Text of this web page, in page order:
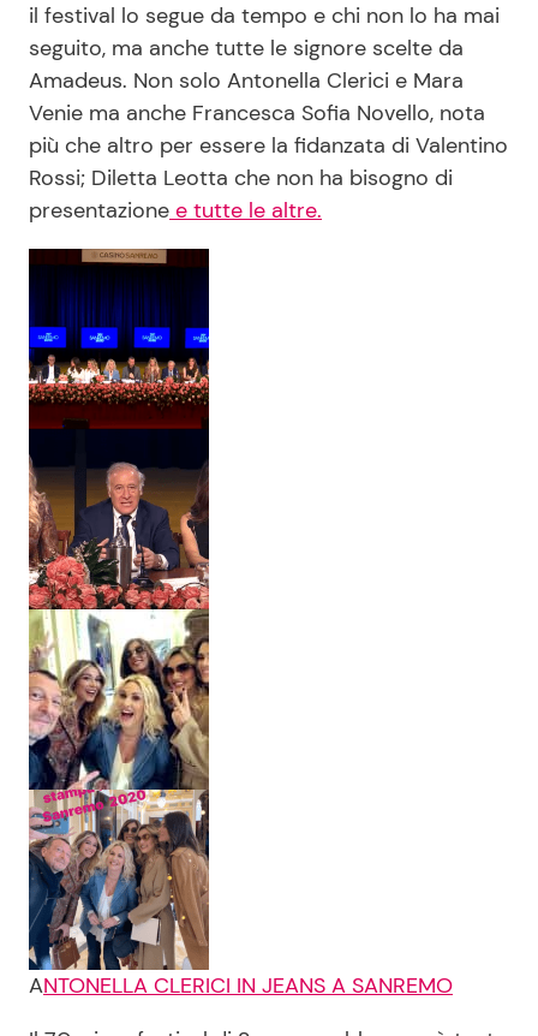
il festival lo segue da tempo e chi non lo ha mai
seguito, ma anche tutte le signore scelte da
Amadeus. Non solo Antonella Clerici e Mara
Venie ma anche Francesca Sofia Novello, nota
più che altro per essere la fidanzata di Valentino
Rossi; Diletta Leotta che non ha bisogno di
presentazione e tutte le altre.
ANTONELLA CLERICI IN JEANS A SANREMO